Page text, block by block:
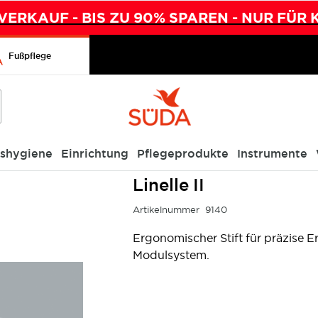
- BIS ZU 90% SPAREN - NUR FÜR
Fußpflege
Einrichtung Pflegeprodukte Instrumente
Linelle II
Artikelnummer 9140
Ergonomischer Stift für präzise
Modulsystem.